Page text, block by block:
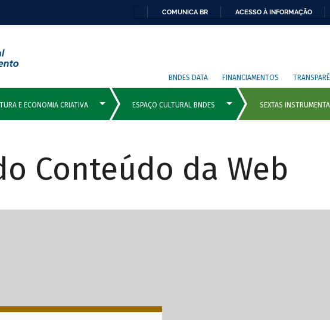
COMUNICA BR ACESSO À INFORMAÇÃO
BNDES DATA FINANCIAMENTOS
Conteúdo da Web
com